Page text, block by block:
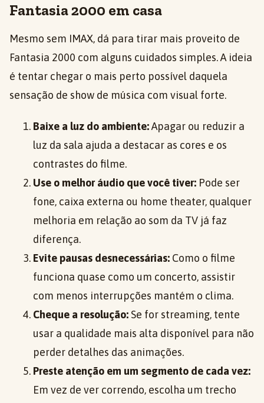
Fantasia 2000 em casa
Mesmo sem IMAX, dá para tirar mais proveito de
Fantasia 2000 com alguns cuidados simples. A ideia
é tentar chegar o mais perto possível daquela
sensação de show de música com visual forte.
Baixe a luz do ambiente:Apagar ou reduzir a
luz da sala ajuda a destacar as cores e os
contrastes do filme.
Use o melhor áudio que você tiver: Pode ser
fone, caixa externa ou home theater, qualquer
melhoria em relação ao som da TV já faz
diferença.
Evite pausas desnecessárias: Como o filme
funciona quase como um concerto, assistir
com menos interrupções mantém o clima.
Cheque a resolução: Se for streaming, tente
usar a qualidade mais alta disponível para não
perder detalhes das animações.
Preste atenção em um segmento de cada vez:
Em vez de ver correndo, escolha um trecho